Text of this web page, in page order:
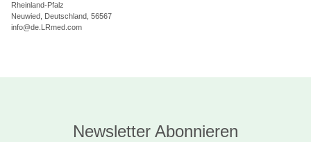
Rheinland-Pfalz
Neuwied, Deutschland, 56567
info@de.LRmed.com
Newsletter Abonnieren